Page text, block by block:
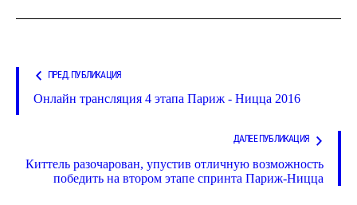
ПРЕД. ПУБЛИКАЦИЯ
Онлайн трансляция 4 этапа Париж - Ницца 2016
ДАЛЕЕ ПУБЛИКАЦИЯ
Киттель разочарован, упустив отличную возможность
победить на втором этапе спринта Париж-Ницца